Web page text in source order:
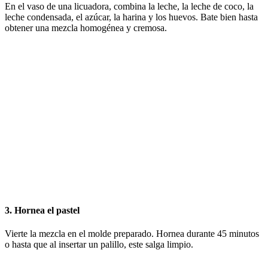
En el vaso de una licuadora, combina la leche, la leche de coco, la
leche condensada, el azúcar, la harina y los huevos. Bate bien hasta
obtener una mezcla homogénea y cremosa.
3. Hornea el pastel
Vierte la mezcla en el molde preparado. Hornea durante 45 minutos
o hasta que al insertar un palillo, este salga limpio.